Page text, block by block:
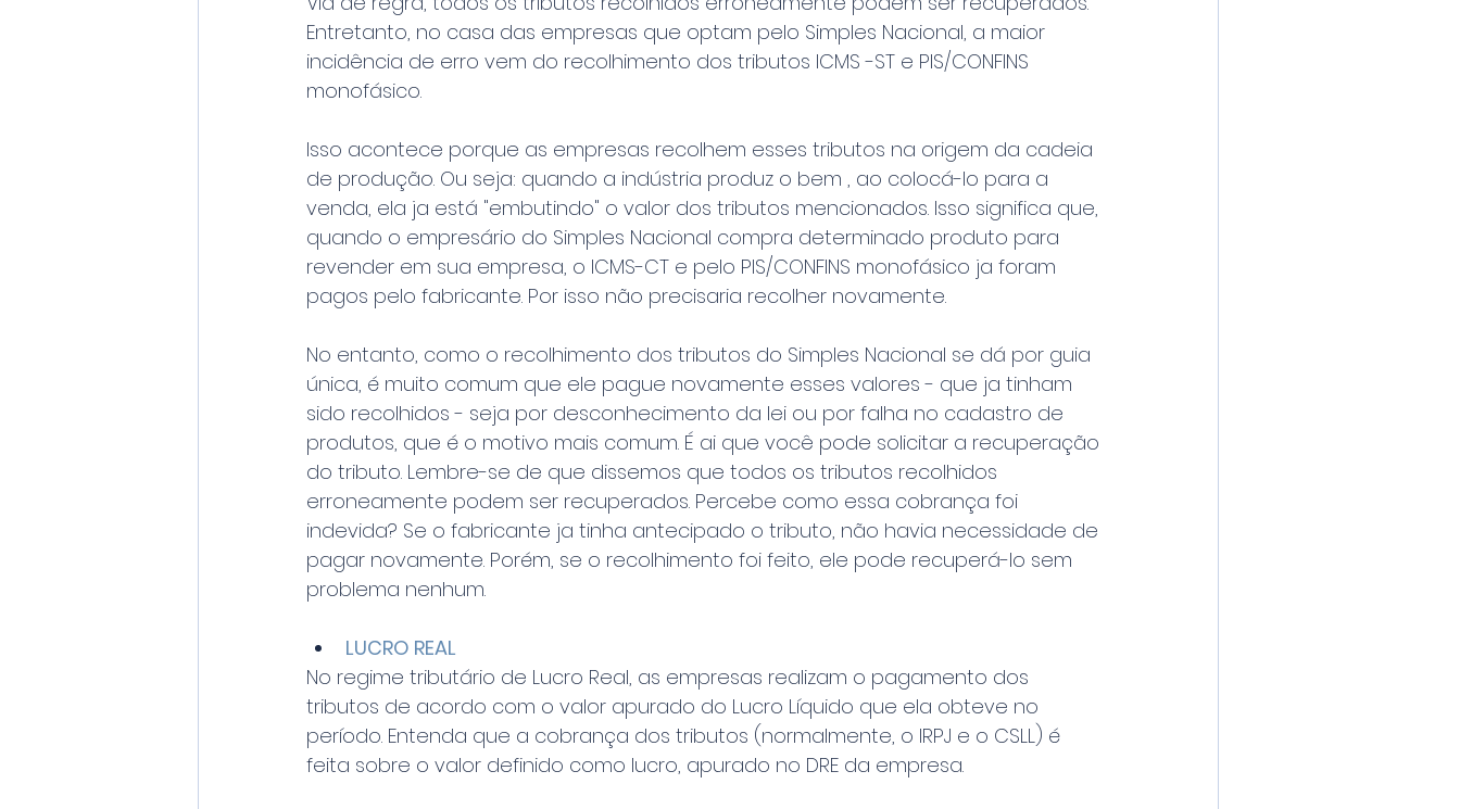
Entretanto, no casa das empresas que optam pelo Simples Nacional, a maior
incidência de erro vem do recolhimento dos tributos ICMS -ST e PIS/CONFINS
monofásico.
Isso acontece porque as empresas recolhem esses tributos na origem da cadeia
de produção. Ou seja: quando a indústria produz o bem , ao colocá-lo para a
venda, ela ja está "embutindo" o valor dos tributos mencionados. Isso significa que,
quando o empresário do Simples Nacional compra determinado produto para
revender em sua empresa, o ICMS-CT e pelo PIS/CONFINS monofásico ja foram
pagos pelo fabricante. Por isso não precisaria recolher novamente.
No entanto, como o recolhimento dos tributos do Simples Nacional se dá por guia
única, é muito comum que ele pague novamente esses valores - que ja tinham
sido recolhidos - seja por desconhecimento da lei ou por falha no cadastro de
produtos, que é o motivo mais comum. É ai que você pode solicitar a recuperação
do tributo. Lembre-se de que dissemos que todos os tributos recolhidos
erroneamente podem ser recuperados. Percebe como essa cobrança foi
indevida? Se o fabricante ja tinha antecipado o tributo, não havia necessidade de
pagar novamente. Porém, se o recolhimento foi feito, ele pode recuperá-lo sem
problema nenhum.
LUCRO REAL
No regime tributário de Lucro Real, as empresas realizam o pagamento dos
tributos de acordo com o valor apurado do Lucro Líquido que ela obteve no
período. Entenda que a cobrança dos tributos (normalmente, o IRPJ e o CSLL) é
feita sobre o valor definido como lucro, apurado no DRE da empresa.